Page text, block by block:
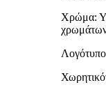
Χρώμα: